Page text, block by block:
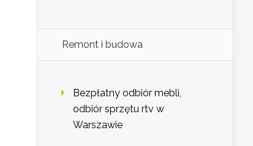
Remont i budowa
Bezpłatny odbiór mebli,
odbiór sprzętu rtv w
Warszawie